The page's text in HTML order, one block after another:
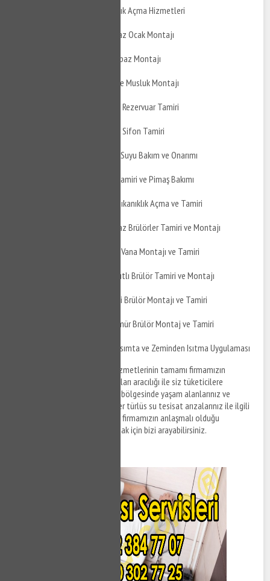
Gölcük Şirinköy Tıkanıklık Açma Hizmetleri
Gölcük Şirinköy Doğalgaz Ocak Montajı
Gölcük Şirinköy Davlumbaz Montajı
Gölcük Şirinköy Ankastre Musluk Montajı
Gölcük Şirinköy Gömme Rezervuar Tamiri
Gölcük Şirinköy Gömme Sifon Tamiri
Gölcük Şirinköy Yağmur Suyu Bakım ve Onarımı
Gölcük Şirinköy Pimaş Tamiri ve Pimaş Bakımı
Gölcük Şirinköy Pimaş Tıkanıklık Açma ve Tamiri
Gölcük Şirinköy Doğalgaz Brülörler Tamiri ve Montajı
Gölcük Şirinköy Küresel Vana Montajı ve Tamiri
Gölcük Şirinköy Çift Yakıtlı Brülör Tamiri ve Montajı
Gölcük Şirinköy Üflemeli Brülör Montajı ve Tamiri
Gölcük Şirinköy Toz Kömür Brülör Montaj ve Tamiri
Gölcük Şirinköy Yerden Isımta ve Zeminden Isıtma Uygulaması
hizmetlerinin tamamı firmamızın
anlaşmalı olduğu tesisat firmaları aracılığı ile siz tüketicilere
sunulmaktadır. Gölcük Şirinköy bölgesinde yaşam alanlarınız ve
ofislerinizde meydana gelen her türlüs su tesisat arızalarınız ile ilgili
destek taleplerinizi iletmek ve firmamızın anlaşmalı olduğu
ekiplerden tesisat hizmeti almak için bizi arayabilirsiniz.